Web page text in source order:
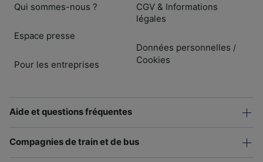
Qui sommes-nous ?
Espace presse
Pour les entreprises
CGV & Informations
légales
Données personnelles /
Cookies
Aide et questions fréquentes
Compagnies de train et de bus